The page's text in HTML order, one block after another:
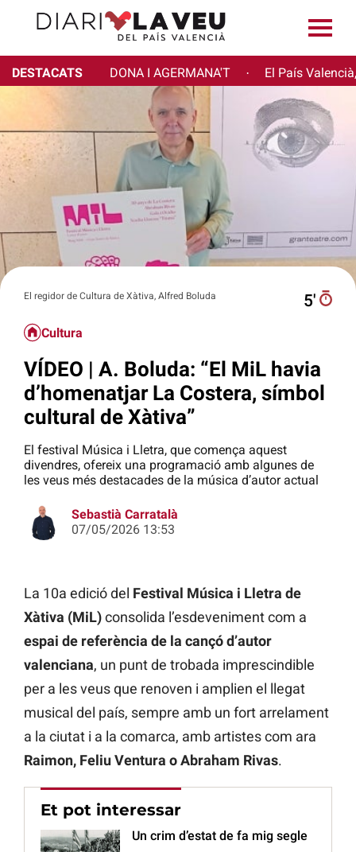
DESTACATS DONA I AGERMANA'T · El País
El regidor de Cultura de Xàtiva, Alfred Boluda 5′
Cultura
VÍDEO | A. Boluda: “El MiL havia
d’homenatjar La Costera, símbol
cultural de Xàtiva”
El festival Música i Lletra, que comença aquest
divendres, ofereix una programació amb algunes de
les veus més destacades de la música d’autor actual
Sebastià Carratalà
07/05/2026 13:53
La 10a edició del Festival Música i Lletra de
Xàtiva (MiL)consolida l’esdeveniment com a
espai de referència de la cançó d’autor
valenciana, un punt de trobada imprescindible
per a les veus que renoven i amplien el llegat
musical del país, sempre amb un fort arrelament
a la ciutat i a la comarca, amb artistes com ara
Raimon, Feliu Ventura o Abraham Rivas.
Et pot interessar
Un crim d’estat de fa mig segle